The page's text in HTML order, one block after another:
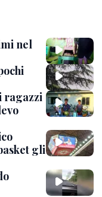
nel
ragazzi
gli